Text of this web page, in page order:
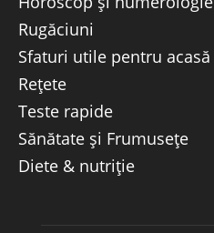
Rugăciuni
Sfaturi utile pentru acasă
Rețete
Teste rapide
Sănătate și Frumusețe
Diete & nutriție